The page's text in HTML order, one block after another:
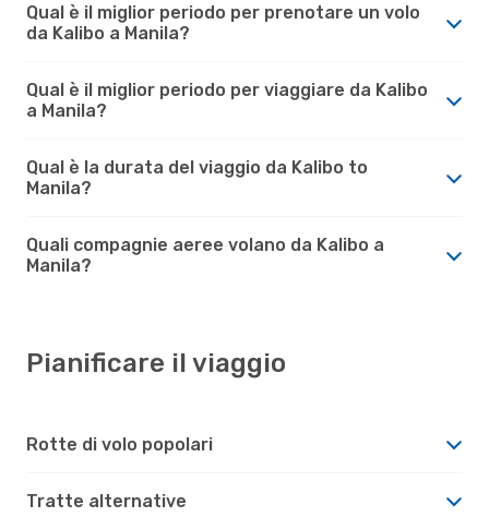
Qual è il miglior periodo per prenotare un volo
da Kalibo a Manila?
Qual è il miglior periodo per viaggiare da Kalibo
a Manila?
Qual è la durata del viaggio da Kalibo to
Manila?
Quali compagnie aeree volano da Kalibo a
Manila?
Pianificare il viaggio
Rotte di volo popolari
Tratte alternative